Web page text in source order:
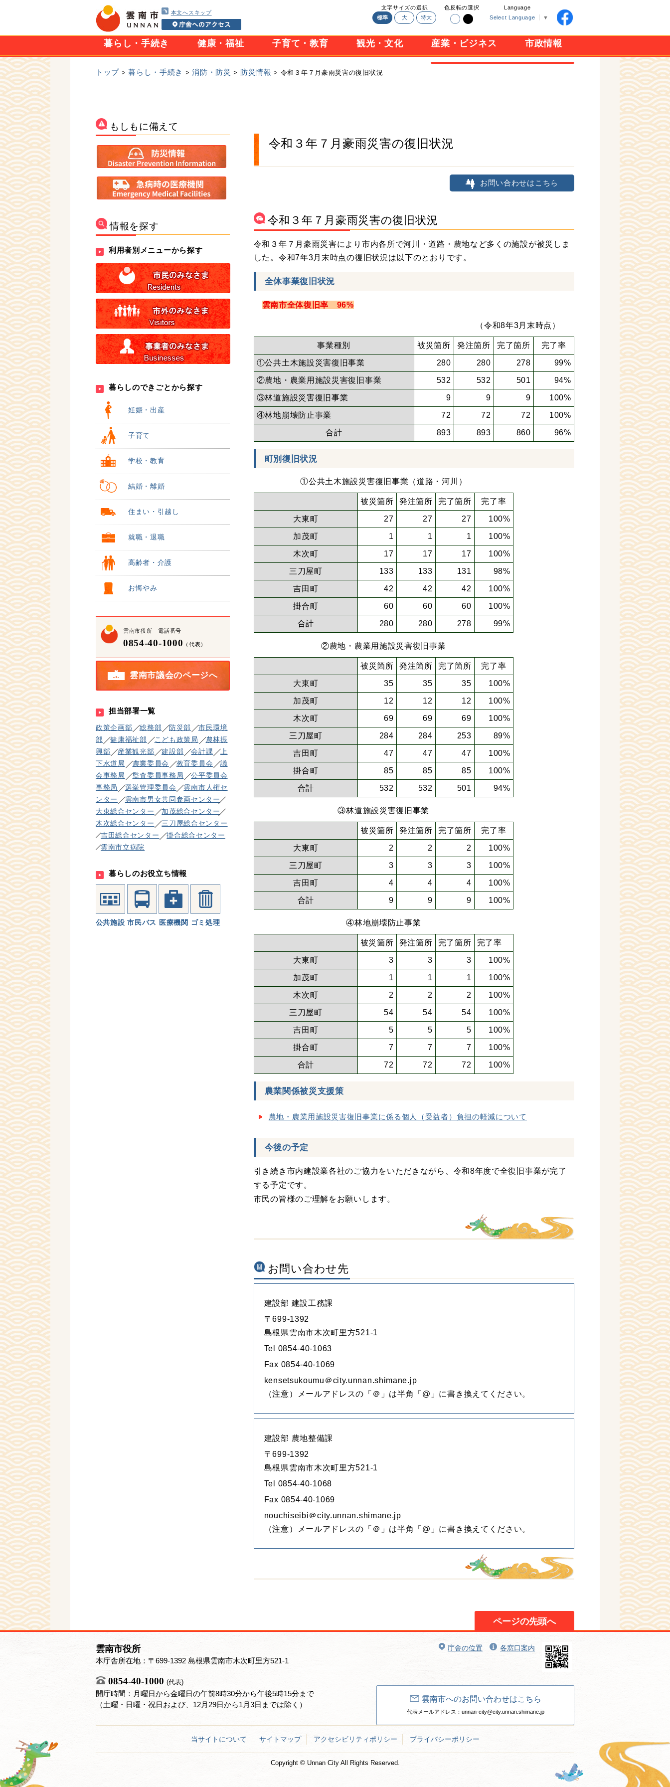
本文へスキップ
文字サイズの選択
標準
大 特大
色反転の選択
Language
Select Language
▼
暮らし・手続き 健康・福祉 子育て・教育 観光・文化 産業・ビジネス 市政情報
トップ >暮らし・手続き >消防・防災 > 防災情報 > 令和３年７月豪雨災害の復旧状況
もしもに備えて
情報を探す
利用者別メニューから探す
暮らしのできごとから探す
妊娠・出産
子育て
学校・教育
結婚・離婚
住まい・引越し
就職・退職
高齢者・介護
お悔やみ
雲南市役所 電話番号
0854-40-1000 （代表）
雲南市議会のページへ
担当部署一覧
政策企画部 総務部 防災部
市民環境
部
健康福祉部 こども政策局
農林振
興部
産業観光部 建設部 会計課
上
下水道局
農業委員会 教育委員会
議
会事務局
監査委員事務局
公平委員会
事務局
選挙管理委員会
雲南市人権セ
ンター
雲南市男女共同参画センター
大東総合センター
加茂総合センター
木次総合センター
三刀屋総合センター
吉田総合センター
掛合総合センター
雲南市立病院
暮らしのお役立ち情報
公共施設 市民バス 医療機関 ゴミ処理
令和３年７月豪雨災害の復旧状況
お問い合わせはこちら
令和３年７月豪雨災害の復旧状況
令和３年７月豪雨災害により市内各所で河川・道路・農地など多くの施設が被災しま
した。令和7年3月末時点の復旧状況は以下のとおりです。
全体事業復旧状況
雲南市全体復旧率 96%
（令和8年3月末時点）
事業種別 被災箇所 発注箇所 完了箇所 完了率
①公共土木施設災害復旧事業 280 280 278 99%
②農地・農業用施設災害復旧事業 532 532 501 94%
③林道施設災害復旧事業 9 9 9 100%
④林地崩壊防止事業 72 72 72 100%
合計 893 893 860 96%
町別復旧状況
①公共土木施設災害復旧事業（道路・河川）
被災箇所 発注箇所 完了箇所 完了率
大東町 27 27 27 100%
加茂町 1 1 1 100%
木次町 17 17 17 100%
三刀屋町 133 133 131 98%
吉田町 42 42 42 100%
掛合町 60 60 60 100%
合計 280 280 278 99%
②農地・農業用施設災害復旧事業
被災箇所 発注箇所 完了箇所 完了率
大東町 35 35 35 100%
加茂町 12 12 12 100%
木次町 69 69 69 100%
三刀屋町 284 284 253 89%
吉田町 47 47 47 100%
掛合町 85 85 85 100%
合計 532 532 501 94%
③林道施設災害復旧事業
被災箇所 発注箇所 完了箇所 完了率
大東町 2 2 2 100%
三刀屋町 3 3 3 100%
吉田町 4 4 4 100%
合計 9 9 9 100%
④林地崩壊防止事業
被災箇所 発注箇所 完了箇所 完了率
大東町 3 3 3 100%
加茂町 1 1 1 100%
木次町 2 2 2 100%
三刀屋町 54 54 54 100%
吉田町 5 5 5 100%
掛合町 7 7 7 100%
合計 72 72 72 100%
農業関係被災支援策
農地・農業用施設災害復旧事業に係る個人（受益者）負担の軽減について
今後の予定
引き続き市内建設業各社のご協力をいただきながら、令和8年度で全復旧事業が完了
する予定です。
市民の皆様のご理解をお願いします。
お問い合わせ先
建設部 建設工務課
〒699-1392
島根県雲南市木次町里方521-1
Tel 0854-40-1063
Fax 0854-40-1069
kensetsukoumu＠city.unnan.shimane.jp
（注意）メールアドレスの「＠」は半角「@」に書き換えてください。
建設部 農地整備課
〒699-1392
島根県雲南市木次町里方521-1
Tel 0854-40-1068
Fax 0854-40-1069
nouchiseibi＠city.unnan.shimane.jp
（注意）メールアドレスの「＠」は半角「@」に書き換えてください。
ページの先頭へ
庁舎の位置 各窓口案内
雲南市へのお問い合わせはこちら
代表メールアドレス：unnan-city@city.unnan.shimane.jp
雲南市役所
本庁舎所在地：〒699-1392 島根県雲南市木次町里方521-1
0854-40-1000 (代表)
開庁時間：月曜日から金曜日の午前8時30分から午後5時15分まで
（土曜・日曜・祝日および、12月29日から1月3日までは除く）
当サイトについて サイトマップ アクセシビリティポリシー プライバシーポリシー
Copyright © Unnan City All Rights Reserved.